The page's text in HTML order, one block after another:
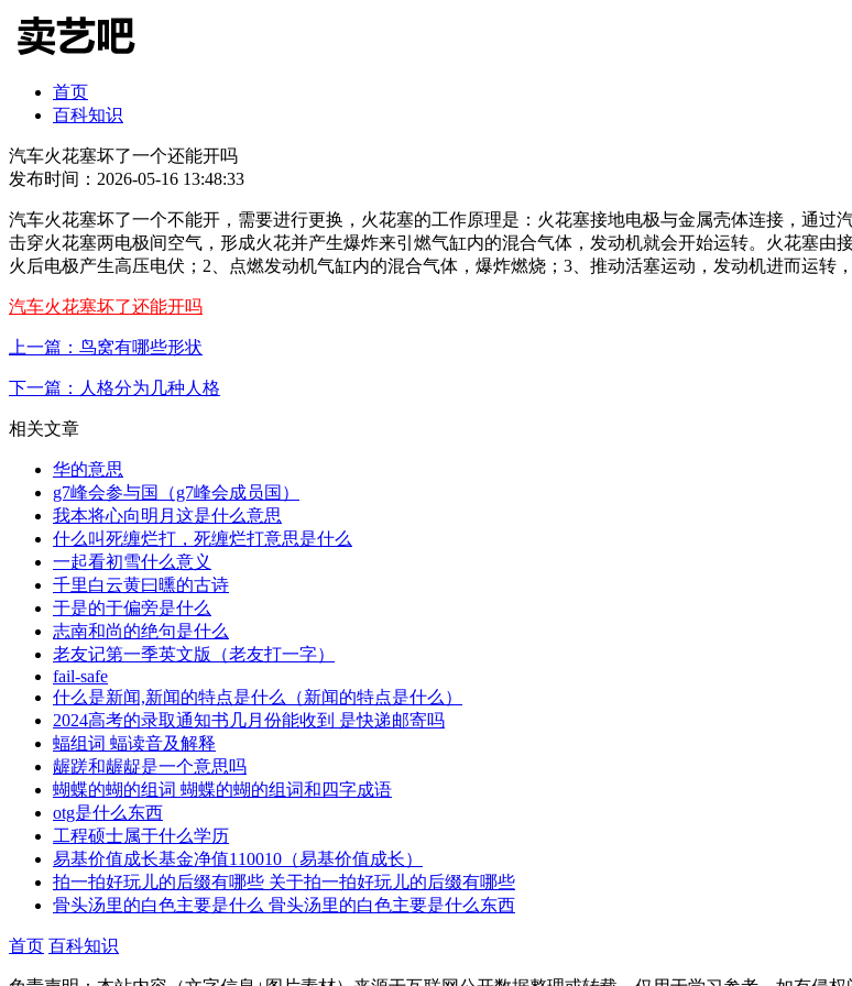
首页
百科知识
汽车火花塞坏了一个还能开吗
发布时间：2026-05-16 13:48:33
汽车火花塞坏了一个不能开，需要进行更换，火花塞的工作原理是：火花塞接地电极与金属壳体连接，通
击穿火花塞两电极间空气，形成火花并产生爆炸来引燃气缸内的混合气体，发动机就会开始运转。火花塞
火后电极产生高压电伏；2、点燃发动机气缸内的混合气体，爆炸燃烧；3、推动活塞运动，发动机进而运转
汽车火花塞坏了还能开吗
上一篇：鸟窝有哪些形状
下一篇：人格分为几种人格
相关文章
华的意思
g7峰会参与国（g7峰会成员国）
我本将心向明月这是什么意思
什么叫死缠烂打，死缠烂打意思是什么
一起看初雪什么意义
千里白云黄曰曛的古诗
于是的于偏旁是什么
志南和尚的绝句是什么
老友记第一季英文版（老友打一字）
fail-safe
什么是新闻,新闻的特点是什么（新闻的特点是什么）
2024高考的录取通知书几月份能收到 是快递邮寄吗
蝠组词 蝠读音及解释
龌蹉和龌龊是一个意思吗
蝴蝶的蝴的组词 蝴蝶的蝴的组词和四字成语
otg是什么东西
工程硕士属于什么学历
易基价值成长基金净值110010（易基价值成长）
拍一拍好玩儿的后缀有哪些 关于拍一拍好玩儿的后缀有哪些
骨头汤里的白色主要是什么 骨头汤里的白色主要是什么东西
首页 百科知识